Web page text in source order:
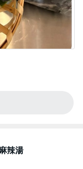
辣湯